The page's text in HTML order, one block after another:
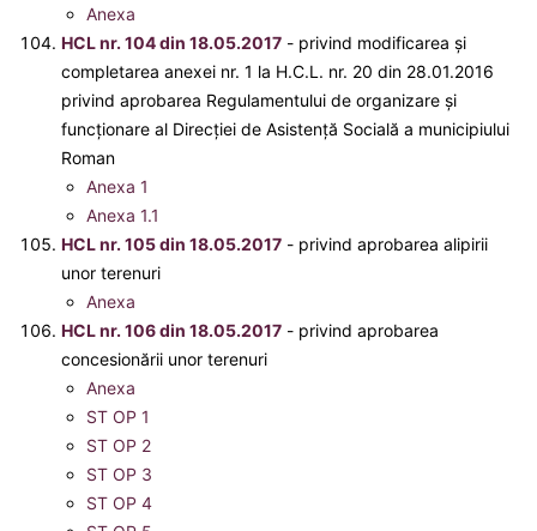
Anexa
HCL nr. 104 din 18.05.2017 - privind modificarea şi
completarea anexei nr. 1 la H.C.L. nr. 20 din 28.01.2016
privind aprobarea Regulamentului de organizare şi
funcţionare al Direcţiei de Asistenţă Socială a municipiului
Roman
Anexa 1
Anexa 1.1
HCL nr. 105 din 18.05.2017 - privind aprobarea alipirii
unor terenuri
Anexa
HCL nr. 106 din 18.05.2017 - privind aprobarea
concesionării unor terenuri
Anexa
ST OP 1
ST OP 2
ST OP 3
ST OP 4